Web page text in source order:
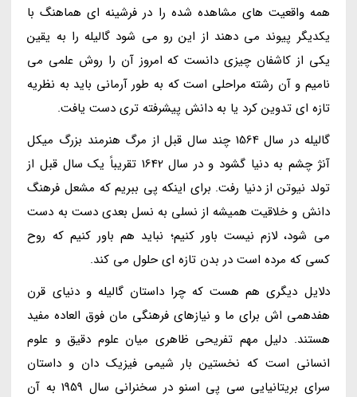
همه واقعیت های مشاهده شده را در فرشینه ای هماهنگ با
یکدیگر پیوند می دهند از این رو می شود گالیله را به یقین
یکی از کاشفان چیزی دانست که امروز آن را روش علمی می
نامیم و آن رشته مراحلی است که به طور آرمانی باید به نظریه
تازه ای تدوین کرد یا به دانش پیشرفته تری دست یافت.
گالیله در سال 1564 چند سال قبل از مرگ هنرمند بزرگ میکل
آنژ چشم به دنیا گشود و در سال 1642 تقریباً یک سال قبل از
تولد نیوتن از دنیا رفت. برای اینکه پی ببریم که مشعل فرهنگ
دانش و خلاقیت همیشه از نسلی به نسل بعدی دست به دست
می شود، لازم نیست باور کنیم؛ نباید هم باور کنیم که روح
کسی که مرده است در بدن تازه ای حلول می کند.
دلایل دیگری هم هست که چرا داستان گالیله و دنیای قرن
هفدهمی اش برای ما و نیازهای فرهنگی مان فوق العاده مفید
هستند. دلیل مهم تفریحی ظاهری میان علوم دقیق و علوم
انسانی است که نخستین بار شیمی فیزیک دان و داستان
سرای بریتانیایی سی پی اسنو در سخنرانی سال 1959 به آن